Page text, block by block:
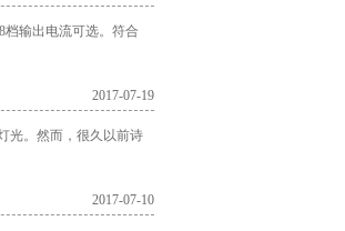
档输出电流可选。符合
2017-07-19
光。然而，很久以前诗
2017-07-10